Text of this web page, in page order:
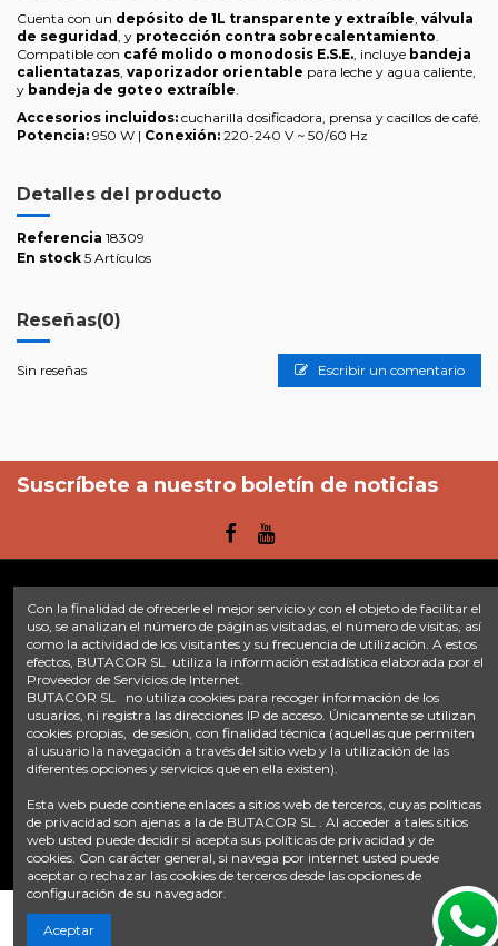
Cuenta con un depósito de 1L transparente y extraíble válvula
de seguridad , y protección contra sobrecalentamiento
Compatible con café molido o monodosis E.S.E. , incluye bandeja
calientatazas vaporizador orientable para leche y agua caliente,
y bandeja de goteo extraíble
Accesorios incluidos: cucharilla dosificadora, prensa y cacillos de café.
Potencia: 950 W | Conexión: 220-240 V ~ 50/60 Hz
Detalles del producto
Referencia 18309
En stock 5 Artículos
Reseñas(0)
Sin reseñas Escribir un comentario
Suscríbete a nuestro boletín de noticias
Enlaces
Inicio Sobre nosotros Contacte con nosotros
Aviso legal
Política de privacidad
Tratamiento de datos
Términos y condiciones
Plazos de envío
Contáctanos
638 28 57 85
info@fontacor.com
© FONTACOR 2026 Todos los derechos reservados. | Desarrollado por
Con la finalidad de ofrecerle el mejor servicio y con el objeto de facilitar el
uso, se analizan el número de páginas visitadas, el número de visitas, así
como la actividad de los visitantes y su frecuencia de utilización. A estos
efectos, BUTACOR SL utiliza la información estadística elaborada por el
Proveedor de Servicios de Internet.
BUTACOR SL no utiliza cookies para recoger información de los
usuarios, ni registra las direcciones IP de acceso. Únicamente se utilizan
cookies propias, de sesión, con finalidad técnica (aquellas que permiten
al usuario la navegación a través del sitio web y la utilización de las
diferentes opciones y servicios que en ella existen).
Esta web puede contiene enlaces a sitios web de terceros, cuyas políticas
de privacidad son ajenas a la de BUTACOR SL . Al acceder a tales sitios
web usted puede decidir si acepta sus políticas de privacidad y de
cookies. Con carácter general, si navega por internet usted puede
aceptar o rechazar las cookies de terceros desde las opciones de
configuración de su navegador.
Aceptar